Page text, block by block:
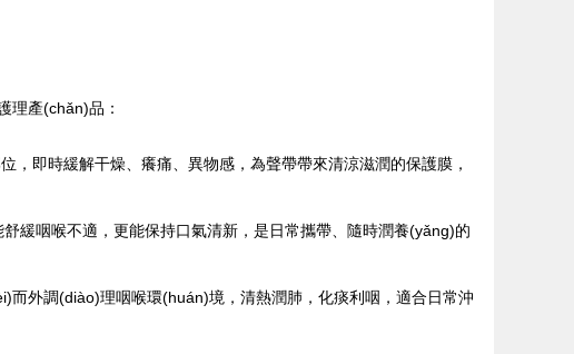
理產(chǎn)品：
，即時緩解干燥、癢痛、異物感，為聲帶帶來清涼滋潤的保護膜，
緩咽喉不適，更能保持口氣清新，是日常攜帶、隨時潤養(yǎng)的
而外調(diào)理咽喉環(huán)境，清熱潤肺，化痰利咽，適合日常沖